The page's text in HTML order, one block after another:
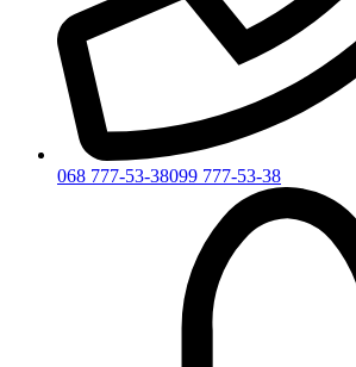
068 777-53-38099 777-53-38